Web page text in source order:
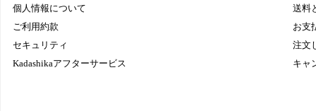
個人情報について
ご利用約款
セキュリティ
Kadashikaアフターサービス
送料
お支
注文
キャ